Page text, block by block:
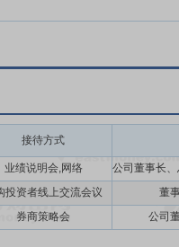
接待方式
业绩说明会,网络
投资者线上交流会议
董
券商策略会 公司